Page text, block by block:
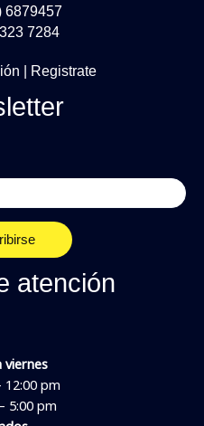
6879457
7284
| Registrate
atención
viernes
12:00 pm
5:00 pm